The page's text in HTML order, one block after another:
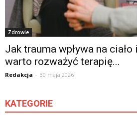
Zdrowie
Jak trauma wpływa na
warto rozważyć terapię...
Redakcja - 30 maja 2026
KATEGORIE